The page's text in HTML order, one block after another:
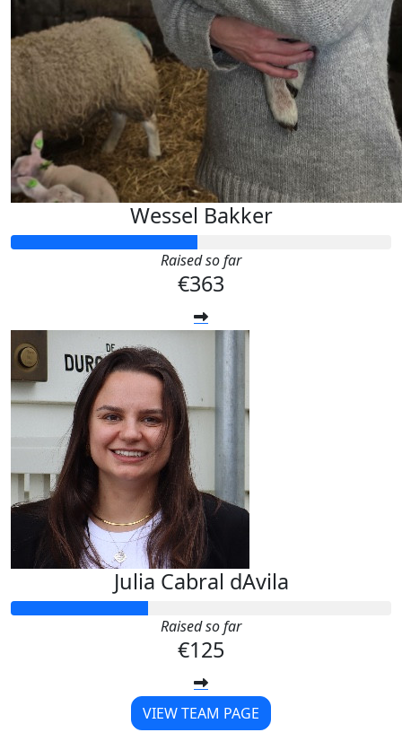
Wessel Bakker
Raised so far
€363
Julia Cabral dAvila
Raised so far
€125
VIEW TEAM PAGE